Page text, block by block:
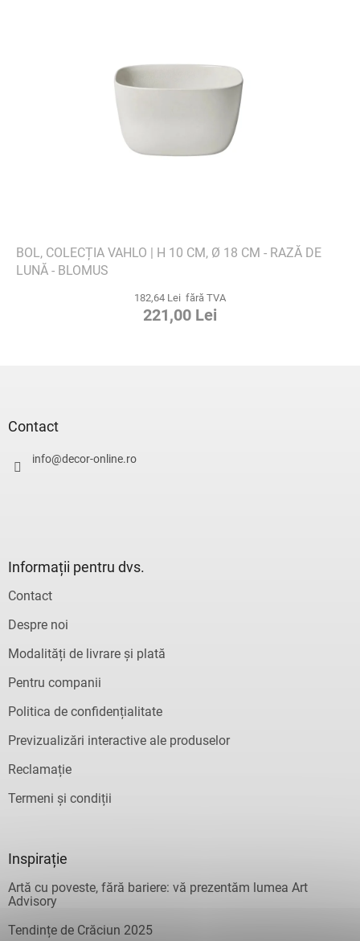
BOL, COLECȚIA VAHLO | H 10 CM, Ø 18 CM - RAZĂ DE
LUNĂ - BLOMUS
182,64 Lei fără TVA
221,00 Lei
Contact
info@decor-online.ro
Informații pentru dvs.
Contact
Despre noi
Modalități de livrare și plată
Pentru companii
Politica de confidențialitate
Previzualizări interactive ale produselor
Reclamație
Termeni și condiții
Inspirație
Artă cu poveste, fără bariere: vă prezentăm lumea Art
Advisory
Tendințe de Crăciun 2025